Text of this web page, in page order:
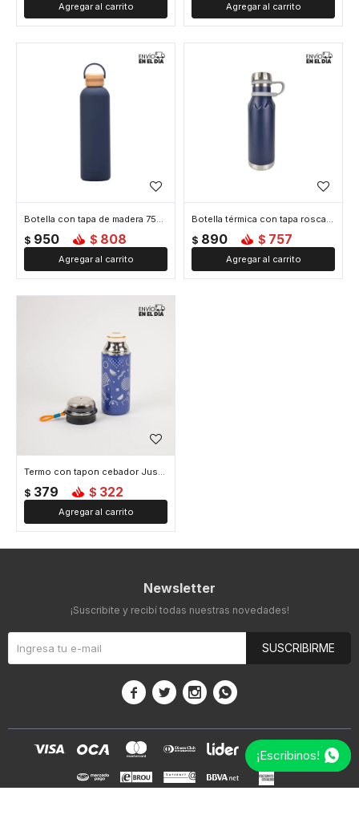
Botella con tapa de madera 750ml - Azul
$ 950 $ 808
Botella térmica con tapa rosca 600 ml - Azul
$ 890 $ 757
Termo con tapon cebador Just Love 350 ml - Azul
$ 379 $ 322
Newsletter
¡Suscribite y recibí todas nuestras novedades!
SUSCRIBIRME
   
¡Escribinos!